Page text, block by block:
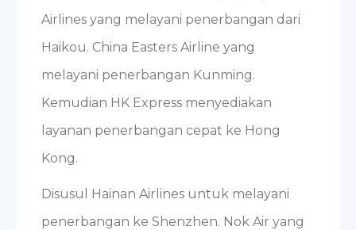
Airlines yang melayani penerbangan dari
Haikou. China Easters Airline yang
melayani penerbangan Kunming.
Kemudian HK Express menyediakan
layanan penerbangan cepat ke Hong
Kong.
Disusul Hainan Airlines untuk melayani
penerbangan ke Shenzhen. Nok Air yang